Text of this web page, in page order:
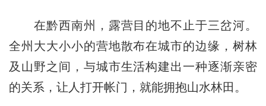
在黔西南州，露营目的地不止于三岔河。
全州大大小小的营地散布在城市的边缘，树林
及山野之间，与城市生活构建出一种逐渐亲密
的关系，让人打开帐门，就能拥抱山水林田。